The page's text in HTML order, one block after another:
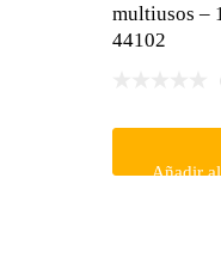
multiusos –
44102
Añadir